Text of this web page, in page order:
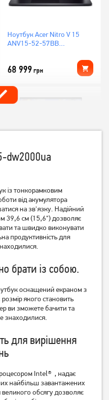
Ноутбук Acer Nitro V 15
ANV15-52-57BB
68 999грн
Ноутбук HP Victus 15-
fa2082wm (B5EQ3UA)
51 999грн
Ноутбук Acer Aspire Lite
AL15-45P (NX.DLQEU.001)
30 999грн
dw2000ua
із тонкорамковим
від акумулятора
на зв'язку. Надійний
39,6 см (15,6") дозволяє
та швидко виконувати
продуктивність для
брати із собою.
оснащений екраном з
якого становить
ви зможете бачити та
знаходилися.
для вирішення
Intel® , надає
найбільш завантажених
обсягу дозволяє